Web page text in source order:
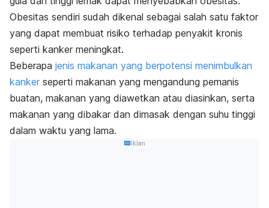
Obesitas sendiri sudah dikenal sebagai salah satu faktor
yang dapat membuat risiko terhadap penyakit kronis
seperti kanker meningkat.
Beberapa jenis makanan yang berpotensi menimbulkan
kanker seperti makanan yang mengandung pemanis
buatan, makanan yang diawetkan atau diasinkan, serta
makanan yang dibakar dan dimasak dengan suhu tinggi
dalam waktu yang lama.
Iklan